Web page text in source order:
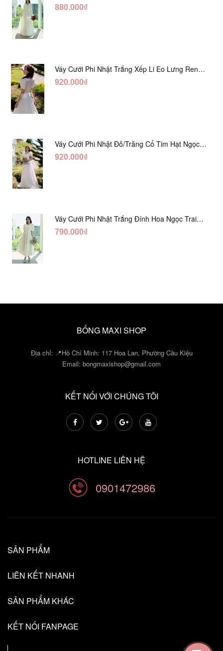
880.000₫
Váy Cưới Phi Nhật Trắng Xếp Li Eo Lưng Ren
DC547
920.000₫
Váy Cưới Phi Nhật Đỏ/Trăng Cổ Tim Hạt Ngọc
DC548
920.000₫
Váy Cưới Phi Nhật Trắng Đính Hoa Ngọc Trai
Lửng DC465
790.000₫
BỐNG MAXI SHOP
Địa chỉ: 📍Hồ Chí Minh: 117 Hoa Lan, Phường Cầu Kiệu
Email: bongmaxishop@gmail.com
KẾT NỐI VỚI CHÚNG TÔI
HOTLINE LIÊN HỆ
0901472986
SẢN PHẨM
LIÊN KẾT NHANH
SẢN PHẨM KHÁC
KẾT NỐI FANPAGE